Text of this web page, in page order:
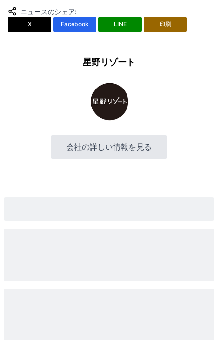
ニュースのシェア:
X Facebook LINE 印刷
星野リゾート
会社の詳しい情報を見る